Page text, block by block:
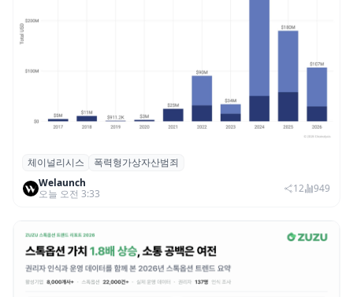
체이널리시스 “가상자산 보유자 대상 폭력
범죄 증가…상반기 탈취액 3000만 달러 돌파
체이널리시스
폭력형가상자산범죄
Welaunch
오늘 오전 3:33
12 949